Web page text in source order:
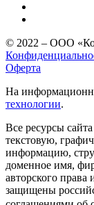
© 2022 – ООО
Оферта
На
технологии.
Все ресурсы
текстовую,
информацию,
доменное имя,
авторского права
защищены